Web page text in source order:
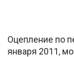
Оцепление по
января 2011,